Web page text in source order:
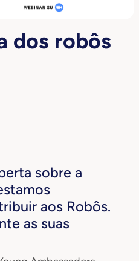
dos robôs
sobre a
aos Robôs.
as suas